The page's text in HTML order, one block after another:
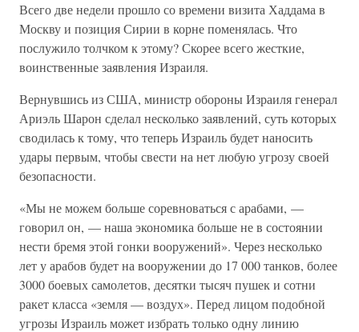
Всего две недели прошло со времени визита Хаддама в
Москву и позиция Сирии в корне поменялась. Что
послужило толчком к этому? Скорее всего жесткие,
воинственные заявления Израиля.
Вернувшись из США, министр обороны Израиля генерал
Ариэль Шарон сделал несколько заявлений, суть которых
сводилась к тому, что теперь Израиль будет наносить
удары первым, чтобы свести на нет любую угрозу своей
безопасности.
«Мы не можем больше соревноваться с арабами, —
говорил он, — наша экономика больше не в состоянии
нести бремя этой гонки вооружений». Через несколько
лет у арабов будет на вооружении до 17 000 танков, более
3000 боевых самолетов, десятки тысяч пушек и сотни
ракет класса «земля — воздух». Перед лицом подобной
угрозы Израиль может избрать только одну линию